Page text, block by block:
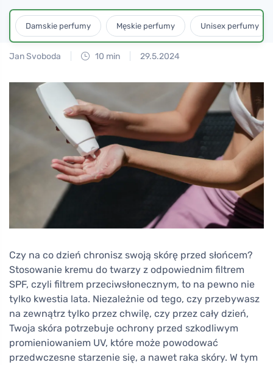
Damskie perfumy Męskie perfumy Unisex perfumy
Jan Svoboda 10 min 29.5.2024
Czy na co dzień chronisz swoją skórę przed słońcem?
Stosowanie kremu do twarzy z odpowiednim filtrem
SPF, czyli filtrem przeciwsłonecznym, to na pewno nie
tylko kwestia lata. Niezależnie od tego, czy przebywasz
na zewnątrz tylko przez chwilę, czy przez cały dzień,
Twoja skóra potrzebuje ochrony przed szkodliwym
promieniowaniem UV, które może powodować
przedwczesne starzenie się, a nawet raka skóry. W tym